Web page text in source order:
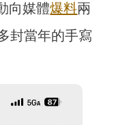
向媒體爆料兩
封當年的手寫